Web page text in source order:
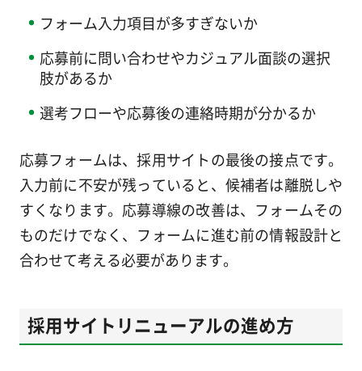
フォーム入力項目が多すぎないか
応募前に問い合わせやカジュアル面談の選択
肢があるか
選考フローや応募後の連絡時期が分かるか
応募フォームは、採用サイトの最後の接点です。
入力前に不安が残っていると、候補者は離脱しや
すくなります。応募導線の改善は、フォームその
ものだけでなく、フォームに進む前の情報設計と
合わせて考える必要があります。
採用サイトリニューアルの進め方